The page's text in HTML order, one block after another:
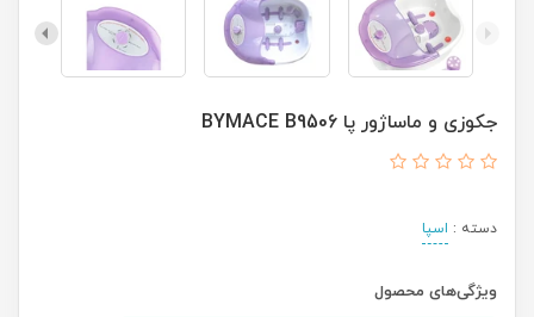
جکوزی و ماساژور پا BYMACE B9506
دسته : اسپا
ویژگی‌های محصول